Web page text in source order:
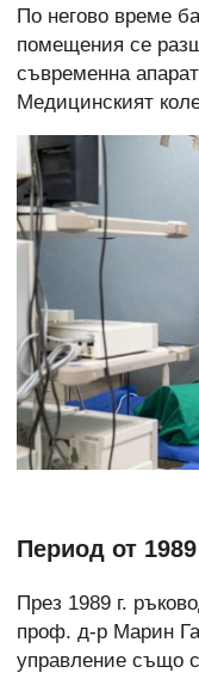
По негово време
помещения се
съвременна
Медицинският
Период от 1989
През 1989 г.
проф. д-р Марин
управление също